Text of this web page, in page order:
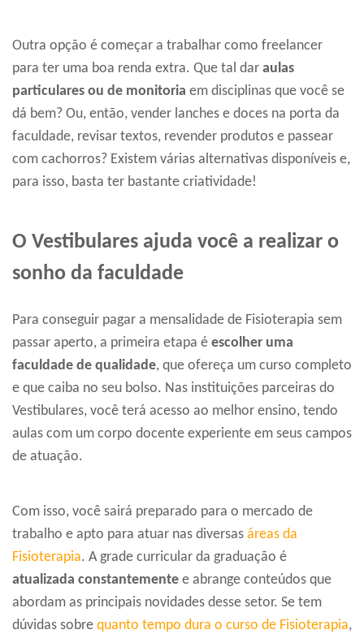
Outra opção é começar a trabalhar como freelancer
para ter uma boa renda extra. Que tal dar aulas
particulares ou de monitoria em disciplinas que você se
dá bem? Ou, então, vender lanches e doces na porta da
faculdade, revisar textos, revender produtos e passear
com cachorros? Existem várias alternativas disponíveis e,
para isso, basta ter bastante criatividade!
O Vestibulares ajuda você a realizar o
sonho da faculdade
Para conseguir pagar a mensalidade de Fisioterapia sem
passar aperto, a primeira etapa é escolher uma
faculdade de qualidade, que ofereça um curso completo
e que caiba no seu bolso. Nas instituições parceiras do
Vestibulares, você terá acesso ao melhor ensino, tendo
aulas com um corpo docente experiente em seus campos
de atuação.
Com isso, você sairá preparado para o mercado de
trabalho e apto para atuar nas diversas áreas da
Fisioterapia. A grade curricular da graduação é
atualizada constantemente e abrange conteúdos que
abordam as principais novidades desse setor. Se tem
dúvidas sobre quanto tempo dura o curso de Fisioterapia,